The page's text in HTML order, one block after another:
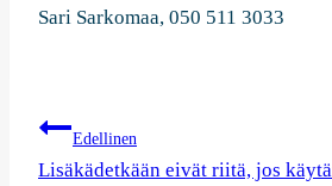
Sari Sarkomaa, 050 511 3033
Artikkelien
Edellinen
Lisäkädetkään eivät riitä, jos